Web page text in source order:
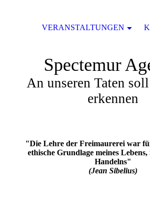
Spectemur
An unseren Taten
erkennen
"Die Lehre der Freimaurerei war
ethische Grundlage meines Lebens,
Handelns"
(Jean Sibelius)
VERANSTALTUNGEN